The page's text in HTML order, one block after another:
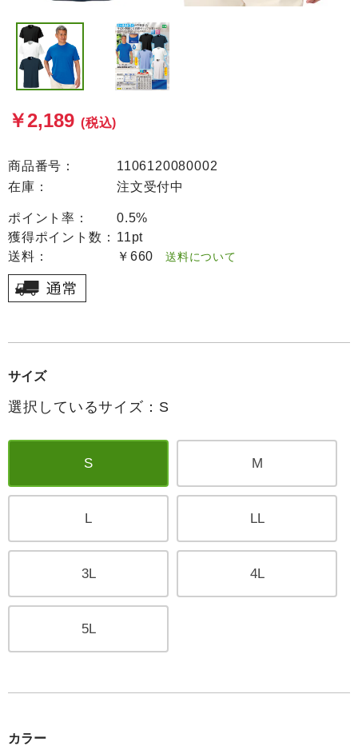
￥2,189 (税込)
商品番号：
1106120080002
在庫：
注文受付中
ポイント率：
0.5%
獲得ポイント数： 11pt
送料：
￥660 送料について
サイズ
選択しているサイズ：S
S M
L LL
3L 4L
5L
カラー